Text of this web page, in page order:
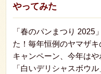
やってみた
「春のパンまつり 2025
た！毎年恒例のヤマザ
キャンペーン、今年は
「白いデリシャスボウ